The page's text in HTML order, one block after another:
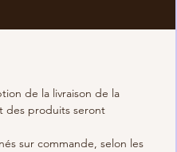
de la livraison de la
des produits seront
sur commande, selon les